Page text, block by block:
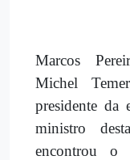
Marcos
Michel
presidente da
ministro
encontrou o